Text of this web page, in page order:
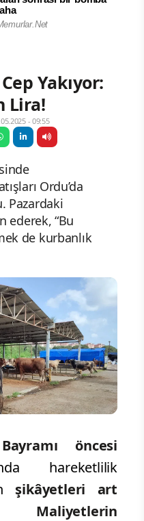
Yakıyor:
Lira!
- 09:55
Ordu’da
Pazardaki
ederek, “Bu
de kurbanlık
öncesi
hareketlilik
şikâyetleri art
Maliyetlerin